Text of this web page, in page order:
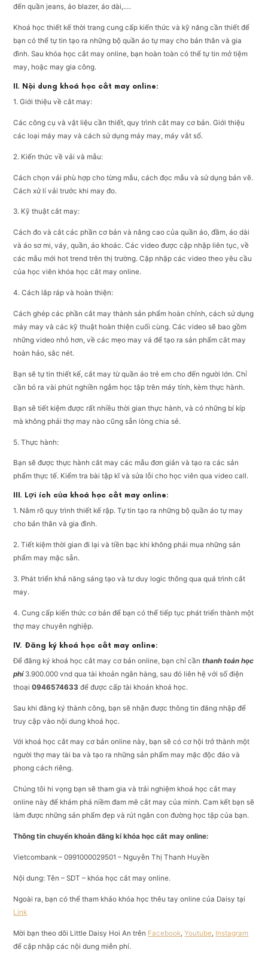
đến quần jeans, áo blazer, áo dài,….
Khoá học thiết kế thời trang cung cấp kiến thức và kỹ năng cần thiết để
bạn có thể tự tin tạo ra những bộ quần áo tự may cho bản thân và gia
đình. Sau khóa học cắt may online, bạn hoàn toàn có thể tự tin mở tiệm
may, hoặc may gia công.
II. Nội dung khoá học cắt may online:
1. Giới thiệu về cắt may:
Các công cụ và vật liệu cần thiết, quy trình cắt may cơ bản. Giới thiệu
các loại máy may và cách sử dụng máy may, máy vắt sổ.
2. Kiến thức về vải và mẫu:
Cách chọn vải phù hợp cho từng mẫu, cách đọc mẫu và sử dụng bản vẽ.
Cách xử lí vải trước khi may đo.
3. Kỹ thuật cắt may:
Cách đo và cắt các phần cơ bản và nâng cao của quần áo, đầm, áo dài
và áo sơ mi, váy, quần, áo khoác. Các video được cập nhập liên tục, về
các mẫu mới hot trend trên thị trường. Cập nhập các video theo yêu cầu
của học viên khóa học cắt may online.
4. Cách lắp ráp và hoàn thiện:
Cách ghép các phần cắt may thành sản phẩm hoàn chỉnh, cách sử dụng
máy may và các kỹ thuật hoàn thiện cuối cùng. Các video sẽ bao gồm
những video nhỏ hơn, về các mẹo may vá để tạo ra sản phẩm cắt may
hoàn hảo, sắc nét.
Bạn sẽ tự tin thiết kế, cắt may từ quần áo trẻ em cho đến người lớn. Chỉ
cần bỏ ra vài phút nghiền ngẫm học tập trên máy tính, kèm thực hành.
Bạn sẽ tiết kiệm được rất nhiều thời gian thực hành, và có những bí kíp
mà không phải thợ may nào cũng sẵn lòng chia sẻ.
5. Thực hành:
Bạn sẽ được thực hành cắt may các mẫu đơn giản và tạo ra các sản
phẩm thực tế. Kiểm tra bài tập kĩ và sửa lỗi cho học viên qua video call.
III. Lợi ích của khoá học cắt may online:
1. Nắm rõ quy trình thiết kế rập. Tự tin tạo ra những bộ quần áo tự may
cho bản thân và gia đình.
2. Tiết kiệm thời gian đi lại và tiền bạc khi không phải mua những sản
phẩm may mặc sẵn.
3. Phát triển khả năng sáng tạo và tư duy logic thông qua quá trình cắt
may.
4. Cung cấp kiến thức cơ bản để bạn có thể tiếp tục phát triển thành một
thợ may chuyên nghiệp.
IV. Đăng ký khoá học cắt may online:
Để đăng ký khoá học cắt may cơ bản online, bạn chỉ cầnthanh toán học
phí3.900.000 vnd qua tài khoản ngân hàng, sau đó liên hệ với số điện
thoại0946574633 để được cấp tài khoản khoá học.
Sau khi đăng ký thành công, bạn sẽ nhận được thông tin đăng nhập để
truy cập vào nội dung khoá học.
Với khoá học cắt may cơ bản online này, bạn sẽ có cơ hội trở thành một
người thợ may tài ba và tạo ra những sản phẩm may mặc độc đáo và
phong cách riêng.
Chúng tôi hi vọng bạn sẽ tham gia và trải nghiệm khoá học cắt may
online này để khám phá niềm đam mê cắt may của mình. Cam kết bạn sẽ
làm được những sản phẩm đẹp và rút ngắn con đường học tập của bạn.
Thông tin chuyển khoản đăng kí khóa học cắt may online:
Vietcombank – 0991000029501 – Nguyễn Thị Thanh Huyền
Nội dung: Tên – SDT – khóa học cắt may online.
Ngoài ra, bạn có thể tham khảo khóa học thêu tay online của Daisy tại
Link
Mời bạn theo dõi Little Daisy Hoi An trên Facebook ,Youtube Instagram
để cập nhập các nội dung miễn phí.